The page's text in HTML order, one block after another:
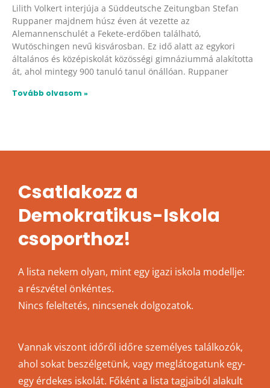
Lilith Volkert interjúja a Süddeutsche Zeitungban Stefan
Ruppaner majdnem húsz éven át vezette az
Alemannenschulét a Fekete-erdőben található,
Wutöschingen nevű kisvárosban. Ez idő alatt az egykori
általános és középiskolát közösségi gimnáziummá alakította
át, ahol mintegy 900 tanuló tanul önállóan. Ruppaner
Tovább olvasom »
Csatlakozz a
Demokratikus-Iskola
csoporthoz!
A lista nekem olyan, mint egy igazi iskola modellje:
a részvétel önkéntes.
Nincs feleltetés, nincsenek dolgozatok.
Vannak viszont időről időre személyes találkozók,
ahol sokat beszélgetünk, vagy meglátogatunk egy-
egy érdekes iskolát. Főként a lista tagjaiból alakult